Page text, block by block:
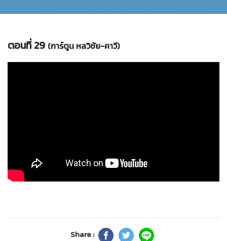
ตอนที่ 29 (การ์ตูน หลวิชัย-คาวี)
Share :